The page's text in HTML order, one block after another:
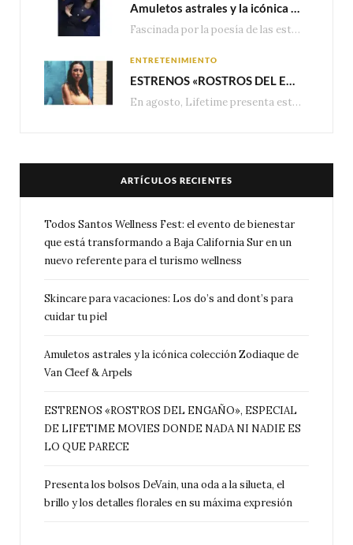
Amuletos astrales y la icónica colección Zodiaque de Van Cleef & Arpels
Fascinada por la poesía de las estrellas, la Maison Van Cleef & Arpels celebra la llegada de las…
ENTRETENIMIENTO
ESTRENOS «ROSTROS DEL ENGAÑO», ESPECIAL DE LIFETIME MOVIES DONDE NADA NI NADIE ES LO QUE PARECE
En agosto, Lifetime presenta estrenos exclusivos con historias donde las apariencias esconden los secretos más…
ARTÍCULOS RECIENTES
Todos Santos Wellness Fest: el evento de bienestar
que está transformando a Baja California Sur en un
nuevo referente para el turismo wellness
Skincare para vacaciones: Los do’s and dont’s para
cuidar tu piel
Amuletos astrales y la icónica colección Zodiaque de
Van Cleef & Arpels
ESTRENOS «ROSTROS DEL ENGAÑO», ESPECIAL
DE LIFETIME MOVIES DONDE NADA NI NADIE ES
LO QUE PARECE
Presenta los bolsos DeVain, una oda a la silueta, el
brillo y los detalles florales en su máxima expresión